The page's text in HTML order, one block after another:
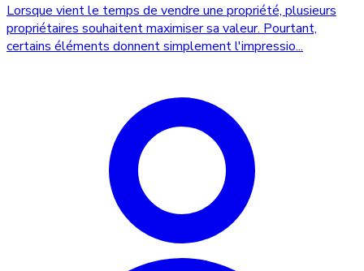
Lorsque vient le temps de vendre une propriété, plusieurs
propriétaires souhaitent maximiser sa valeur. Pourtant,
certains éléments donnent simplement l'impressio...